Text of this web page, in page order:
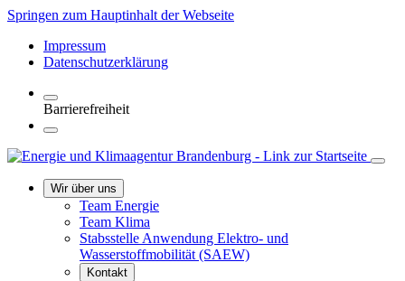
Springen zum Hauptinhalt der Webseite
Impressum
Datenschutzerklärung
Barrierefreiheit
Wir über uns
Team Energie
Team Klima
Stabsstelle Anwendung Elektro- und
Wasserstoffmobilität (SAEW)
Kontakt